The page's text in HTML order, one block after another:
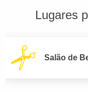
Lugares
Salão de